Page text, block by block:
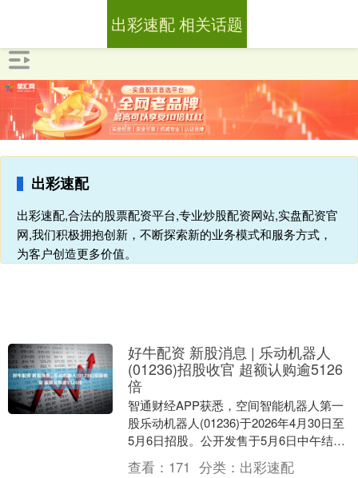
出彩速配
出彩速配,合法的股票配资平台,专业炒股配资网站,实盘配资官
网,我们积极拥抱创新，不断探索新的业务模式和服务方式，
为客户创造更多价值。
出彩速配 相关话题
好牛配资 新股消息 | 乐动机器人
(01236)招股收官 超额认购逾5126
倍
智通财经APP获悉，空间智能机器人第一
股乐动机器人(01236)于2026年4月30日至
5月6日招股。公开发售于5月6日中午结
束，市场认购反应极为热烈，据统计，....
查看： 171 分类： 出彩速配